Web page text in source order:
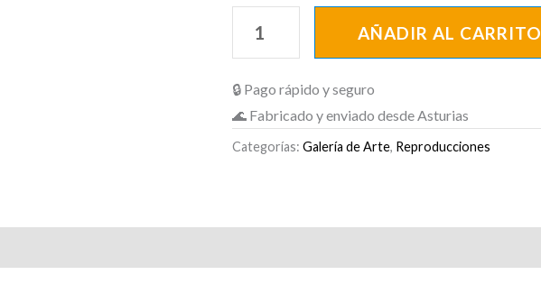
AÑADIR AL CARRITO
🔒 Pago rápido y seguro
🌊 Fabricado y enviado desde Asturias
Categorías:Galería de Arte, Reproducciones